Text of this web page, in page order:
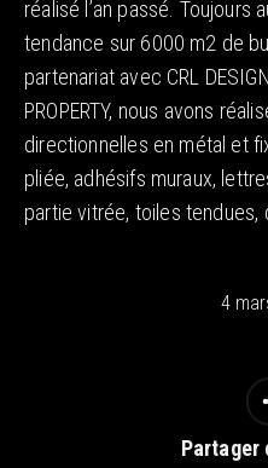
réalisé l’an passé. Toujours
tendance sur 6000 m2 de
partenariat avec CRL
PROPERTY, nous avons
directionnelles en métal et
pliée, adhésifs muraux,
partie vitrée, toiles tendues,
4